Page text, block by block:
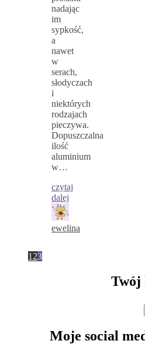
nadając
im
sypkość,
a
nawet
w
serach,
słodyczach
i
niektórych
rodzajach
pieczywa.
Dopuszczalna
ilość
aluminium
w…
czytaj
dalej
ewelina
1 23
Twój
Moje social